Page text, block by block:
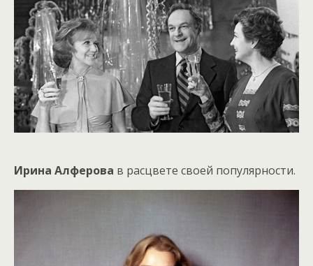
Ирина Алферова в расцвете своей популярности.